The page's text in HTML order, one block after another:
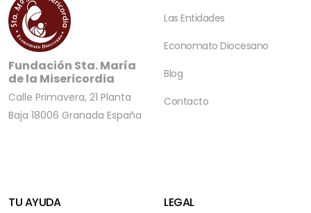
Fundación Sta. María
de la Misericordia
Calle Primavera, 21 Planta
Baja 18006 Granada España
Las Entidades
Economato Diocesano
Blog
Contacto
TU AYUDA LEGAL